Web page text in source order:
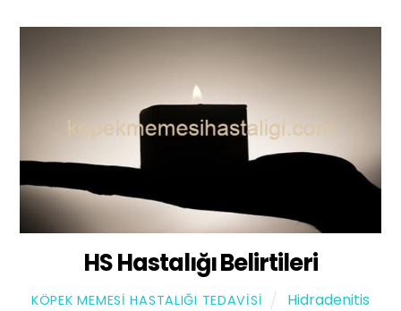
HS Hastalığı Belirtileri
KÖPEK MEMESI HASTALIĞI TEDAVISI
Hidradenitis